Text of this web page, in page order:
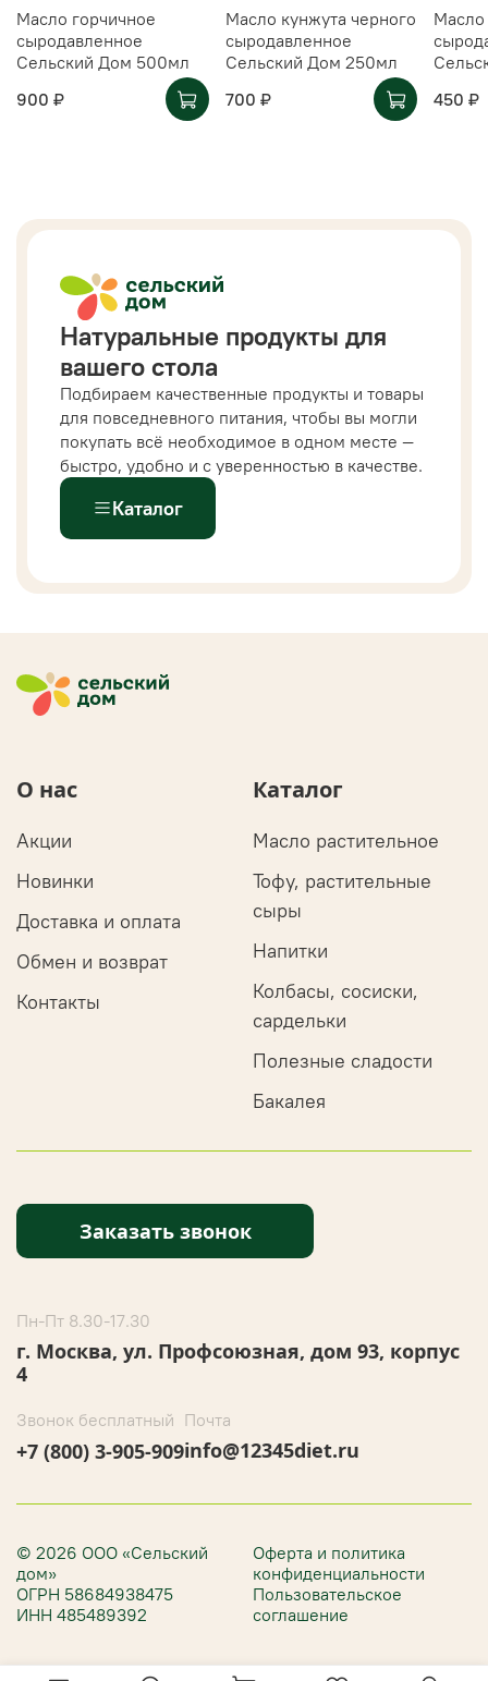
Масло горчичное
сыродавленное
Сельский Дом 500мл
900 ₽
Масло кунжута черного
сыродавленное
Сельский Дом 250мл
700 ₽
Масло
450 ₽
Натуральные продукты для
вашего стола
Подбираем качественные продукты и товары
для повседневного питания, чтобы вы могли
покупать всё необходимое в одном месте —
быстро, удобно и с уверенностью в качестве.
Каталог
О нас
Акции
Новинки
Доставка и оплата
Обмен и возврат
Контакты
Каталог
Масло растительное
Тофу, растительные
сыры
Напитки
Колбасы, сосиски,
сардельки
Полезные сладости
Бакалея
Заказать звонок
Пн-Пт 8.30-17.30
г. Москва, ул. Профсоюзная, дом 93, корпус
4
Звонок бесплатный
+7 (800) 3-905-909
Почта
info@12345diet.ru
© 2026 ООО «Сельский
дом»
ОГРН 58684938475
ИНН 485489392
Оферта и политика
конфиденциальности
Пользовательское
соглашение